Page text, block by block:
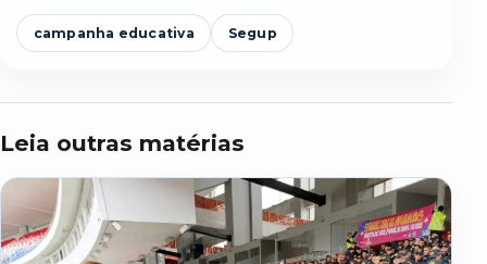
campanha educativa Segup
Leia outras matérias